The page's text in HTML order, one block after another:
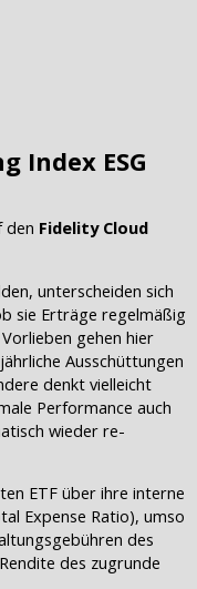
Index ESG
den Fidelity Cloud
unterscheiden sich
sie Erträge regelmäßig
Vorlieben gehen hier
Ausschüttungen
denkt vielleicht
Performance auch
wieder re-
ETF über ihre interne
Expense Ratio), umso
des
des zugrunde